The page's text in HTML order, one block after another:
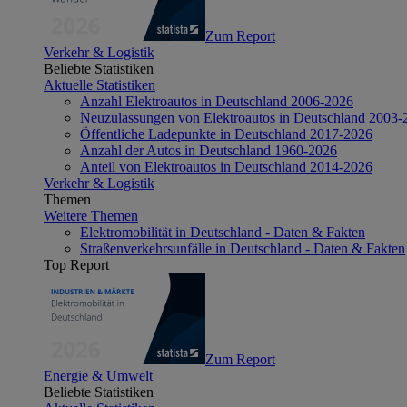
Zum Report
Verkehr & Logistik
Beliebte Statistiken
Aktuelle Statistiken
Anzahl Elektroautos in Deutschland 2006-2026
Neuzulassungen von Elektroautos in Deutschland 2003-
Öffentliche Ladepunkte in Deutschland 2017-2026
Anzahl der Autos in Deutschland 1960-2026
Anteil von Elektroautos in Deutschland 2014-2026
Verkehr & Logistik
Themen
Weitere Themen
Elektromobilität in Deutschland - Daten & Fakten
Straßenverkehrsunfälle in Deutschland - Daten & Fakten
Top Report
Zum Report
Energie & Umwelt
Beliebte Statistiken